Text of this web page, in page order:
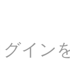
グイン